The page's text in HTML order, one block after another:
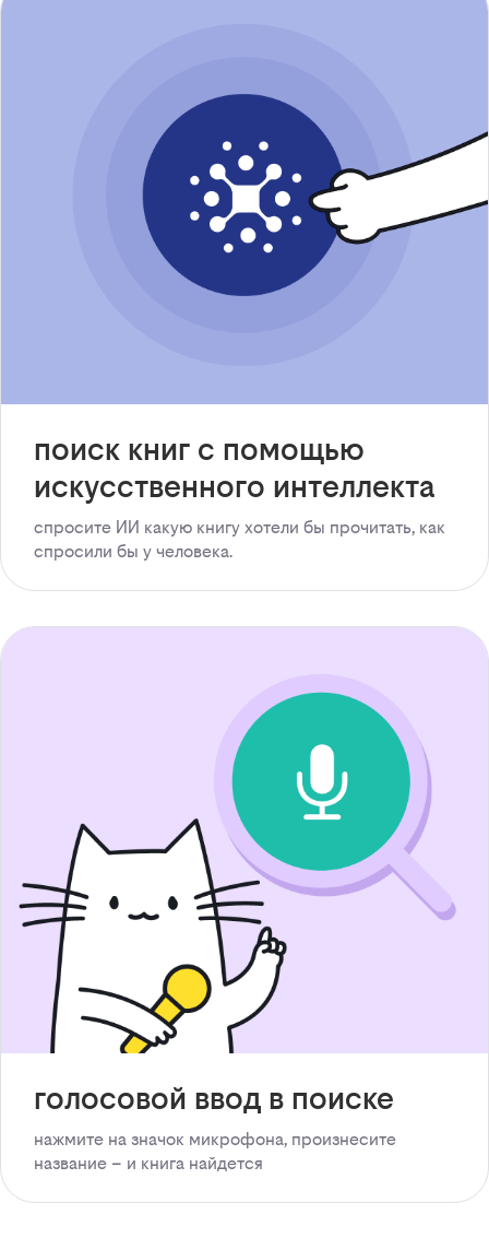
поиск книг с помощью
искусственного интеллекта
спросите ИИ какую книгу хотели бы прочитать, как
спросили бы у человека.
голосовой ввод в поиске
нажмите на значок микрофона, произнесите
название – и книга найдется